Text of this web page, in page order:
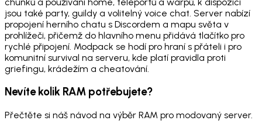
jsou také party, guildy a volitelný voice chat. Server nabízí
propojení herního chatu s Discordem a mapu světa v
prohlížeči, přičemž do hlavního menu přidává tlačítko pro
rychlé připojení. Modpack se hodí pro hraní s přáteli i pro
komunitní survival na serveru, kde platí pravidla proti
griefingu, krádežím a cheatování.
Nevíte kolik RAM potřebujete?
Přečtěte si náš návod na výběr RAM pro modovaný server.